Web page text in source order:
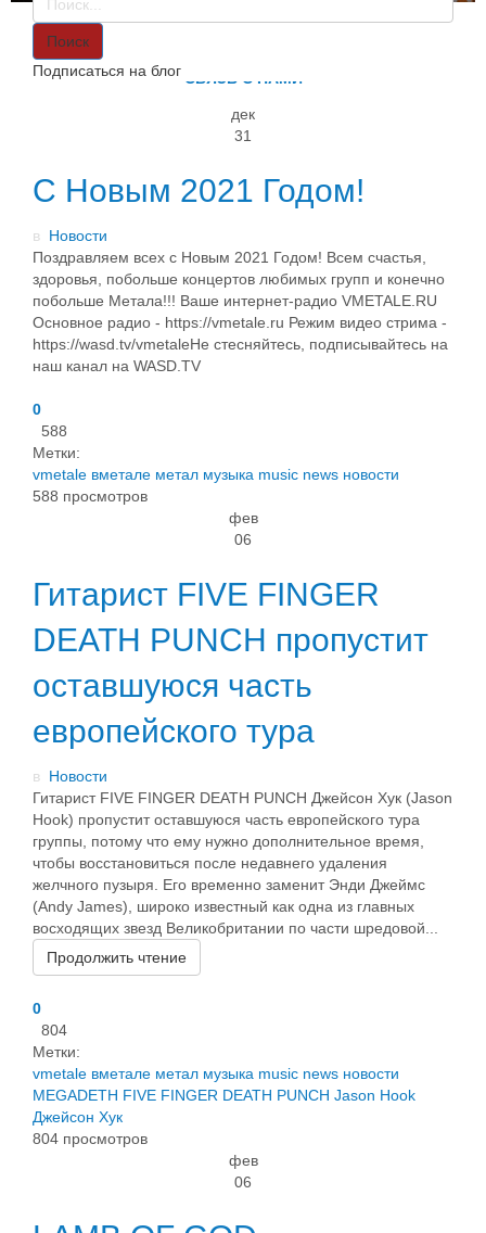
СВЯЗЬ С НАМИ
Поиск
Подписаться на блог
дек
31
C Новым 2021 Годом!
в Новости
Поздравляем всех с Новым 2021 Годом! Всем счастья,
здоровья, побольше концертов любимых групп и конечно
побольше Метала!!! Ваше интернет-радио VMETALE.RU
Основное радио - https://vmetale.ru Режим видео стрима -
https://wasd.tv/vmetaleНе стесняйтесь, подписывайтесь на
наш канал на WASD.TV
0
588
Метки:
vmetale вметале метал музыка music news новости
588 просмотров
фев
06
Гитарист FIVE FINGER
DEATH PUNCH пропустит
оставшуюся часть
европейского тура
в Новости
Гитарист FIVE FINGER DEATH PUNCH Джейсон Хук (Jason
Hook) пропустит оставшуюся часть европейского тура
группы, потому что ему нужно дополнительное время,
чтобы восстановиться после недавнего удаления
желчного пузыря. Его временно заменит Энди Джеймс
(Andy James), широко известный как одна из главных
восходящих звезд Великобритании по части шредовой...
Продолжить чтение
0
804
Метки:
vmetale вметале метал музыка music news новости
MEGADETH FIVE FINGER DEATH PUNCH Jason Hook
Джейсон Хук
804 просмотров
фев
06